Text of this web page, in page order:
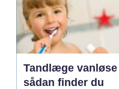
Tandlæge vanløse
sådan finder du